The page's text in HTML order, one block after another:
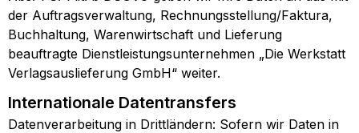
der Auftragsverwaltung, Rechnungsstellung/Faktura,
Buchhaltung, Warenwirtschaft und Lieferung
beauftragte Dienstleistungsunternehmen „Die Werkstatt
Verlagsauslieferung GmbH“ weiter.
Internationale Datentransfers
Datenverarbeitung in Drittländern: Sofern wir Daten in